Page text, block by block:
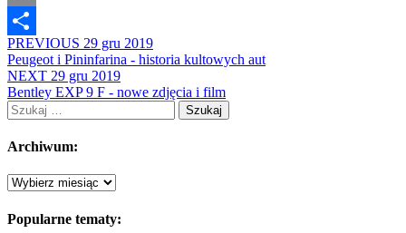
Email
Share
PREVIOUS 29 gru 2019
Peugeot i Pininfarina - historia kultowych aut
NEXT 29 gru 2019
Bentley EXP 9 F - nowe zdjęcia i film
Szukaj:
Archiwum:
Archiwum:
Popularne tematy: